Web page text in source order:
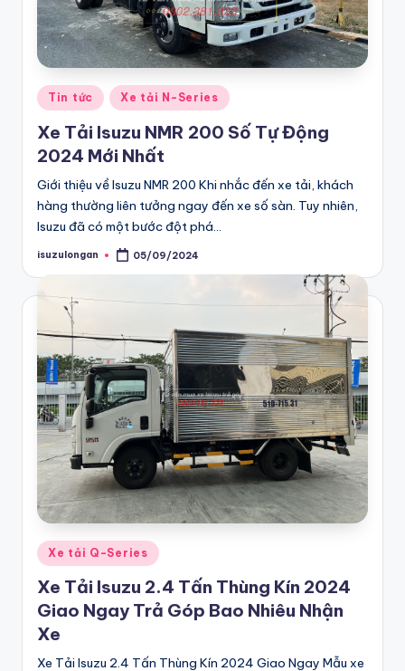
z
u
gi
á
r
ẻ
c
h
ín
h
ã
n
g
t
ạ
L
o
n
g
A
Posted
in
Tin tức Xe tải N-Series
Xe Tải Isuzu NMR 200 Số Tự Động
2024 Mới Nhất
Giới thiệu về Isuzu NMR 200 Khi nhắc đến xe tải, khách
hàng thường liên tưởng ngay đến xe số sàn. Tuy nhiên,
Isuzu đã có một bước đột phá…
Posted
isuzulongan 05/09/2024
Posted
in
Xe tải Q-Series
Xe Tải Isuzu 2.4 Tấn Thùng Kín 2024
Giao Ngay Trả Góp Bao Nhiêu Nhận
Xe
Xe Tải Isuzu 2.4 Tấn Thùng Kín 2024 Giao Ngay Mẫu xe